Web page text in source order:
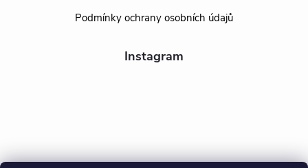
Podmínky ochrany osobních údajů
Instagram